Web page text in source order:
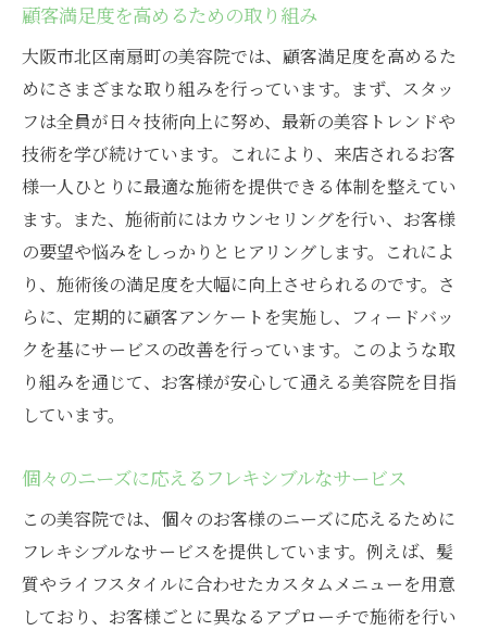
顧客満足度を高めるための取り組み
大阪市北区南扇町の美容院では、顧客満足度を高めるた
めにさまざまな取り組みを行っています。まず、スタッ
フは全員が日々技術向上に努め、最新の美容トレンドや
技術を学び続けています。これにより、来店されるお客
様一人ひとりに最適な施術を提供できる体制を整えてい
ます。また、施術前にはカウンセリングを行い、お客様
の要望や悩みをしっかりとヒアリングします。これによ
り、施術後の満足度を大幅に向上させられるのです。さ
らに、定期的に顧客アンケートを実施し、フィードバッ
クを基にサービスの改善を行っています。このような取
り組みを通じて、お客様が安心して通える美容院を目指
しています。
個々のニーズに応えるフレキシブルなサービス
この美容院では、個々のお客様のニーズに応えるために
フレキシブルなサービスを提供しています。例えば、髪
質やライフスタイルに合わせたカスタムメニューを用意
しており、お客様ごとに異なるアプローチで施術を行い